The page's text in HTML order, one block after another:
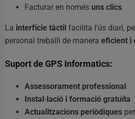
Facturar en només uns clics
La interfície tàctil facilita l’ús diari,
personal treballi de manera eficient i
Suport de GPS Informatics:
Assessorament professional
Instal·lació i formació gratuïta
Actualitzacions periòdiques